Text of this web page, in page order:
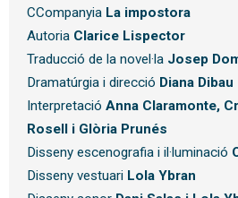
CCompanyiaLa impostora
Autoria Clarice Lispector
Traducció de la novel·la Josep
Dramatúrgia i direcció Diana Dibau
Interpretació Anna Claramonte,
Rosell i Glòria Prunés
Disseny escenografia i il·luminació
Disseny vestuari Lola Ybran